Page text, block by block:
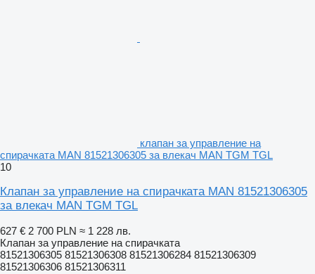
клапан за управление на
спирачката MAN 81521306305 за влекач MAN TGM TGL
10
Клапан за управление на спирачката MAN 81521306305
за влекач MAN TGM TGL
627 € 2 700 PLN ≈ 1 228 лв.
Клапан за управление на спирачката
81521306305 81521306308 81521306284 81521306309
81521306306 81521306311